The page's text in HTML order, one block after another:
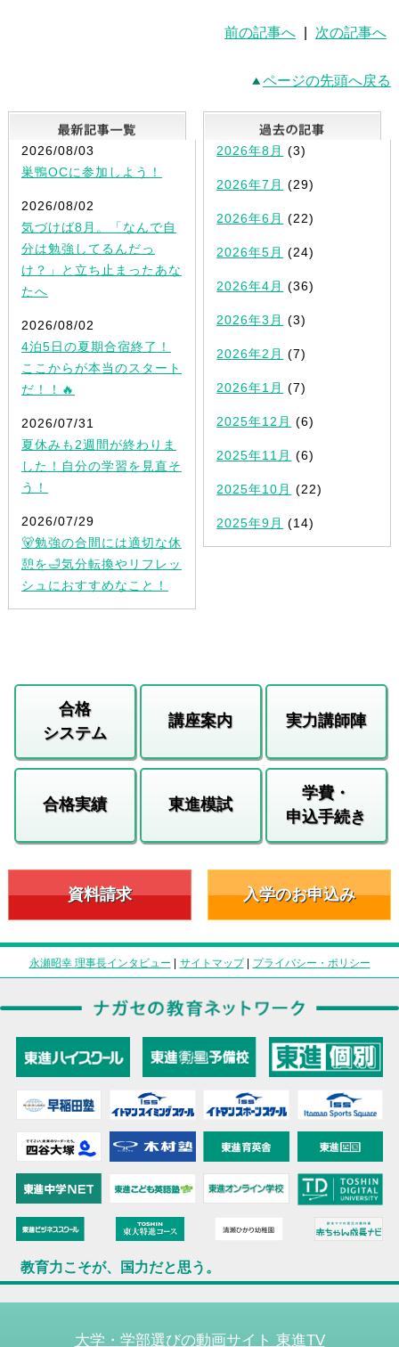
前の記事へ 次の記事へ
ページの先頭へ戻る
最新記事一覧
2026/08/03
巣鴨OCに参加しよう！
2026/08/02
気づけば8月。「なんで自
分は勉強してるんだっ
け？」と立ち止まったあな
たへ
2026/08/02
4泊5日の夏期合宿終了！
ここからが本当のスタート
だ！！🔥
2026/07/31
夏休みも2週間が終わりま
した！自分の学習を見直そ
う！
2026/07/29
🐻勉強の合間には適切な休
憩を🛁気分転換やリフレッ
シュにおすすめなこと！
2026年8月 (3)
2026年7月 (29)
2026年6月 (22)
2026年5月 (24)
2026年4月 (36)
2026年3月 (3)
2026年2月 (7)
2026年1月 (7)
2025年12月 (6)
2025年11月 (6)
2025年10月 (22)
2025年9月 (14)
合格
システム
講座案内 実力講師陣
合格実績 東進模試
学費・
申込手続き
資料請求 入学のお申込み
永瀬昭幸 理事長インタビュー | サイトマップ| プライバシー・ポリシー
教育力こそが、国力だと思う。
大学・学部選びの動画サイト 東進TV